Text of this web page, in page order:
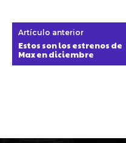
Artículo anterior
Estos son los estrenos de
Max en diciembre